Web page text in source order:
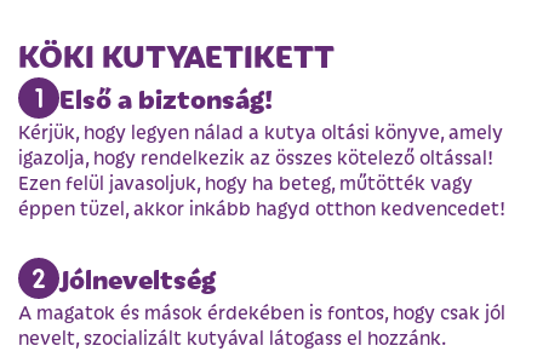
KÖKI KUTYAETIKETT
Első a biztonság!
Kérjük, hogy legyen nálad a kutya oltási könyve, amely
igazolja, hogy rendelkezik az összes kötelező oltással!
Ezen felül javasoljuk, hogy ha beteg, műtötték vagy
éppen tüzel, akkor inkább hagyd otthon kedvencedet!
Jólneveltség
A magatok és mások érdekében is fontos, hogy csak jól
nevelt, szocializált kutyával látogass el hozzánk.